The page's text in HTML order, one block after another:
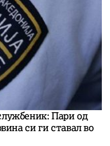
Пари од
си ги ставал во